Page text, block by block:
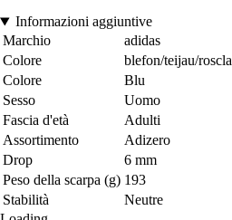
Informazioni aggiuntive
Marchio
adidas
Colore
blefon/teijau/roscla
Colore
Blu
Sesso
Uomo
Fascia d'età
Adulti
Assortimento
Adizero
Drop
6 mm
Peso della scarpa (g) 193
Stabilità
Neutre